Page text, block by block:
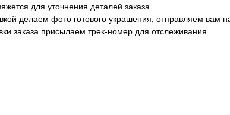
для уточнения деталей заказа
делаем фото готового украшения, отправляем вам
заказа присылаем трек-номер для отслеживания